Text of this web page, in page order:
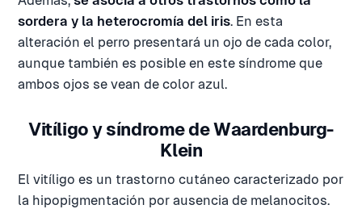
sordera y la heterocromía del iris. En esta
alteración el perro presentará un ojo de cada color,
aunque también es posible en este síndrome que
ambos ojos se vean de color azul.
Vitíligo y síndrome de Waardenburg-
Klein
El vitíligo es un trastorno cutáneo caracterizado por
la hipopigmentación por ausencia de melanocitos.